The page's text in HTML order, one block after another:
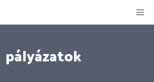
pályázatok